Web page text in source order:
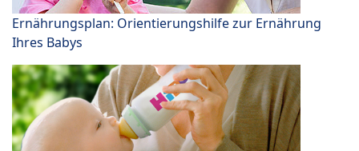
Ernährungsplan: Orientierungshilfe zur Ernährung
Ihres Babys